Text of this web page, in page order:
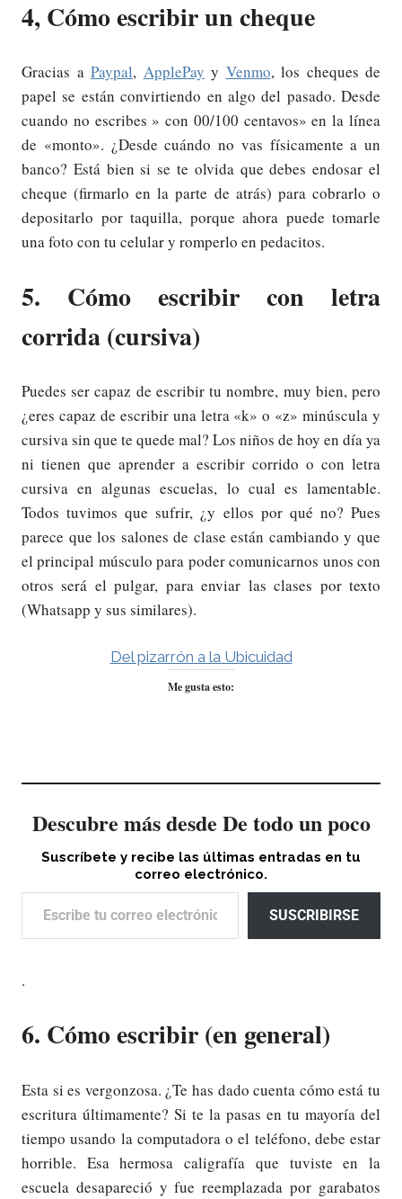
4, Cómo escribir un cheque
Gracias a Paypal, ApplePay y Venmo, los cheques de
papel se están convirtiendo en algo del pasado. Desde
cuando no escribes » con 00/100 centavos» en la línea
de «monto». ¿Desde cuándo no vas físicamente a un
banco? Está bien si se te olvida que debes endosar el
cheque (firmarlo en la parte de atrás) para cobrarlo o
depositarlo por taquilla, porque ahora puede tomarle
una foto con tu celular y romperlo en pedacitos.
5. Cómo escribir con letra
corrida (cursiva)
Puedes ser capaz de escribir tu nombre, muy bien, pero
¿eres capaz de escribir una letra «k» o «z» minúscula y
cursiva sin que te quede mal? Los niños de hoy en día ya
ni tienen que aprender a escribir corrido o con letra
cursiva en algunas escuelas, lo cual es lamentable.
Todos tuvimos que sufrir, ¿y ellos por qué no? Pues
parece que los salones de clase están cambiando y que
el principal músculo para poder comunicarnos unos con
otros será el pulgar, para enviar las clases por texto
(Whatsapp y sus similares).
Del pizarrón a la Ubicuidad
Me gusta esto:
Descubre más desde De todo un poco
Suscríbete y recibe las últimas entradas en tu
correo electrónico.
Escribe tu correo electrónico…
SUSCRIBIRSE
.
6. Cómo escribir (en general)
Esta si es vergonzosa. ¿Te has dado cuenta cómo está tu
escritura últimamente? Si te la pasas en tu mayoría del
tiempo usando la computadora o el teléfono, debe estar
horrible. Esa hermosa caligrafía que tuviste en la
escuela desapareció y fue reemplazada por garabatos